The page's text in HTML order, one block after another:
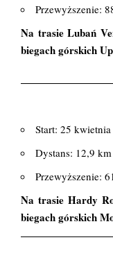
Przewyższenie:
Na trasie Lubań
biegach górskich
Start: 25
Dystans: 12,9 km
Przewyższenie:
Na trasie Hardy
biegach górskich